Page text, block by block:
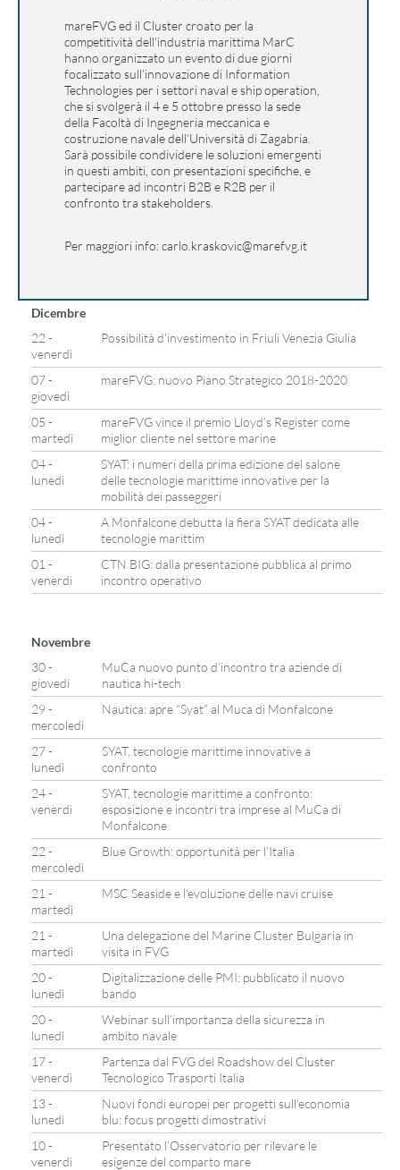
mareFVG ed il Cluster croato per la
competitività dell’industria marittima MarC
hanno organizzato un evento di due giorni
focalizzato sull’innovazione di Information
Technologies per i settori naval e ship operation,
che si svolgerà il 4 e 5 ottobre presso la sede
della Facoltà di Ingegneria meccanica e
costruzione navale dell’Università di Zagabria.
Sarà possibile condividere le soluzioni emergenti
in questi ambiti, con presentazioni specifiche, e
partecipare ad incontri B2B e R2B per il
confronto tra stakeholders.
Per maggiori info:carlo.kraskovic@marefvg.it
Dicembre
22 -
venerdì
Possibilità d’investimento in Friuli Venezia Giulia
07 -
giovedì
mareFVG: nuovo Piano Strategico 2018-2020
05 -
martedì
mareFVG vince il premio Lloyd’s Register come
miglior cliente nel settore marine
04 -
lunedì
SYAT: i numeri della prima edizione del salone
delle tecnologie marittime innovative per la
mobilità dei passeggeri
04 -
lunedì
A Monfalcone debutta la fiera SYAT dedicata alle
tecnologie marittim
01 -
venerdì
CTN BIG: dalla presentazione pubblica al primo
incontro operativo
Novembre
30 -
giovedì
MuCa nuovo punto d’incontro tra aziende di
nautica hi-tech
29 -
mercoledì
Nautica: apre “Syat” al Muca di Monfalcone
27 -
lunedì
SYAT, tecnologie marittime innovative a
confronto
24 -
venerdì
SYAT, tecnologie marittime a confronto:
esposizione e incontri tra imprese al MuCa di
Monfalcone
22 -
mercoledì
Blue Growth: opportunità per l’Italia
21 -
martedì
MSC Seaside e l’evoluzione delle navi cruise
21 -
martedì
Una delegazione del Marine Cluster Bulgaria in
visita in FVG
20 -
lunedì
Digitalizzazione delle PMI: pubblicato il nuovo
bando
20 -
lunedì
Webinar sull’importanza della sicurezza in
ambito navale
17 -
venerdì
Partenza dal FVG del Roadshow del Cluster
Tecnologico Trasporti Italia
13 -
lunedì
Nuovi fondi europei per progetti sull’economia
blu: focus progetti dimostrativi
10 -
venerdì
Presentato l’Osservatorio per rilevare le
esigenze del comparto mare